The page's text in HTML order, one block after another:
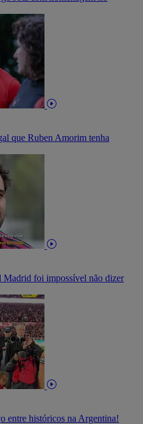
que Ruben Amorim tenha
Madrid foi impossível não dizer
entre históricos na Argentina!